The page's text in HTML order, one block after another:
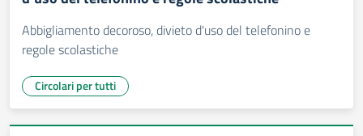
Abbigliamento decoroso, divieto d'uso del telefonino e
regole scolastiche
Circolari per tutti